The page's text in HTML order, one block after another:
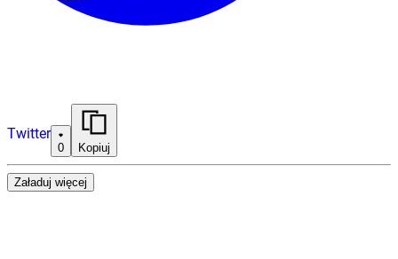
Twitter
0 Kopiuj
Załaduj więcej